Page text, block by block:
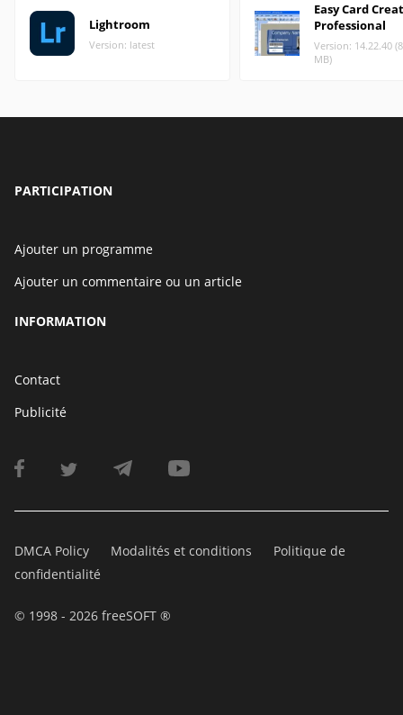
Lightroom
Version: latest
Easy Card
Professional
Version: 14.22.40
MB)
PARTICIPATION
Ajouter un programme
Ajouter un commentaire ou un article
INFORMATION
Contact
Publicité
DMCA Policy Modalités et conditions
Politique de
confidentialité
© 1998 - 2026 freeSOFT ®